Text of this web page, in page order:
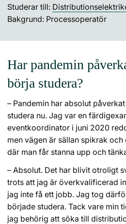
Studerar till:
Bakgrund: Processoperatör
Har pandemin
börja studera?
– Pandemin har absolut
studera nu. Jag var en
eventkoordinator i juni 2020
men vägen är sällan spikrak
där man får stanna upp och
– Absolut. Det har blivit otroligt
trots att jag är överkvalificerad
jag inte få ett jobb. Jag tog
började studera. Tack vare min
jag behörig att söka till